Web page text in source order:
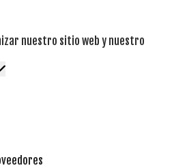
nuestro sitio web y nuestro